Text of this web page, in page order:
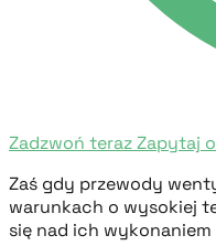
Zadzwoń terazZapytaj
Zaś gdy przewody
warunkach o wysokiej
się nad ich